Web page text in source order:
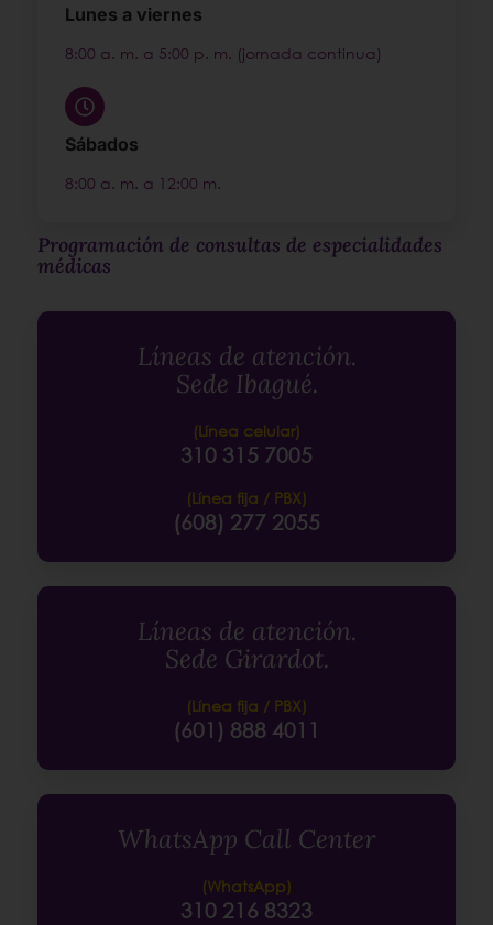
Lunes a viernes
8:00 a. m. a 5:00 p. m. (jornada continua)
Sábados
8:00 a. m. a 12:00 m.
Programación de consultas de especialidades
médicas
Líneas de atención.
Sede Ibagué.
(Línea celular)
310 315 7005
(Línea fija / PBX)
(608) 277 2055
Líneas de atención.
Sede Girardot.
(Línea fija / PBX)
(601) 888 4011
WhatsApp Call Center
(WhatsApp)
310 216 8323